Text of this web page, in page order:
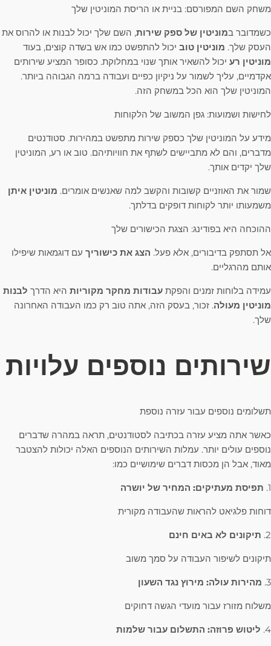
משחק השם המפורסם: בניית או הריסת המוניטין שלך
כשמדובר במוניטין של ספק שירות, השם שלך יכול לבנות או להרוס את
העסק שלך. מוניטין טוב יכול להתפשט כמו אש בשדה קוצים, בעוד
מוניטין רע יכול להשאיר אותך שנוי במחלוקת. כסופר המציע שירותים
אקדמיים, עליך לשמור על ניקיון כפיים ועבודה ברמה הגבוהה ביותר.
המוניטין שלך הוא הכל במשחק הזה.
לחישות ושמועות: גפן המשוב של הלקוחות
מידע על המוניטין שלך כספק שירות מתפשט במהירות. סטודנטים
מדברים, והם לא מתביישים לשתף את חוויותיהם. טוב או רע, המוניטין
שלך יקדים אותך.
שמור את האוזניים קשובות והקשב למה שאנשים אומרים. מוניטין איתן
משמעותו יותר לקוחות דופקים בדלתך.
ההוכחה היא בפודינג: הצגת הכישורים שלך
אל תסתפק בדיבורים, אלא פעל. הצג את כישוריך עם דוגמאות שיפילו
אותם מהרגליים.
עמידה בלוחות זמנים והפקת עבודות מחקר מקוריות היא הדרך לבנות
מוניטין מעולה. זכור, בעסק הזה, אתה טוב רק כמו העבודה האחרונה
שלך.
שירותים נוספים עלויות
תשלומים נוספים עבור עזרה נוספת
כאשר אתה מציע עזרה בכתיבה לסטודנטים, תראה במהרה שדברים
נוספים עולים יותר. עמלות השירותים הנוספים האלה יכולות להצטבר
מאוד, אבל הן מכסות דברים שימושיים כמו:
1. תפיסת מעתיקים: המחיר של יושרה
דוחות פלגיאט להראות שהעבודה מקורית
2. תיקונים לא באים חינם
תיקונים לשיפור העבודה על סמך משוב
3. מהירות עולה: מירוץ נגד השעון
משלוח מזורז עבור מועדי הגשה דחוקים
4. ליטוש פרוזה: התשלום עבור שלמות